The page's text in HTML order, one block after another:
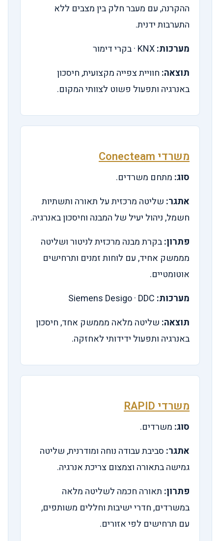
ההקרנה, עם מעבר חלק בין מצבים ללא
התערבות ידנית.
מערכות:
תוצאה: חוויית צפייה מקצועית, חיסכון
באנרגיה ותפעול פשוט לצוותי המקום.
משרדי Conecteam
סוג: מתחם משרדים.
אתגר: שליטה מרכזית על תאורה ותשתיות
חשמל, ניהול יעיל של המבנה וחיסכון באנרגיה.
פתרון:בקרת מבנה מרכזית לניטור ושליטה
מממשק אחיד, עם לוחות זמנים ותרחישים
אוטומטיים.
מערכות:
תוצאה: שליטה מלאה מממשק אחד, חיסכון
באנרגיה ותפעול ידידותי לאחזקה.
משרדי RAPID
סוג: משרדים.
אתגר: סביבת עבודה נוחה ומודרנית, שליטה
גמישה בתאורה וצמצום צריכת אנרגיה.
פתרון: תאורה חכמה לשליטה מלאה
במשרדים, חדרי ישיבות וחללים משותפים,
עם תרחישים לפי אזורים.